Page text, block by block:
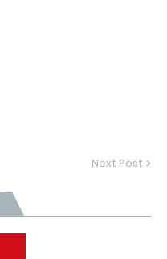
Next Post